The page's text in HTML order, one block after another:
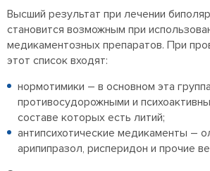
Высший результат при лечении
становится возможным при
медикаментозных препаратов. При
этот список входят:
нормотимики – в основном эта
противосудорожными и
составе которых есть литий;
антипсихотические медикаменты –
арипипразол, рисперидон и прочие